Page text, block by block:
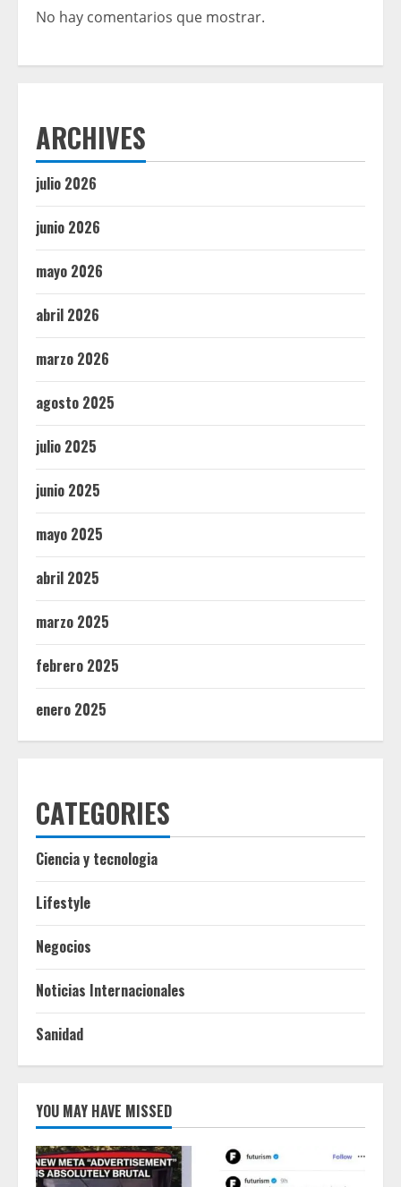
No hay comentarios que mostrar.
ARCHIVES
julio 2026
junio 2026
mayo 2026
abril 2026
marzo 2026
agosto 2025
julio 2025
junio 2025
mayo 2025
abril 2025
marzo 2025
febrero 2025
enero 2025
CATEGORIES
Ciencia y tecnologia
Lifestyle
Negocios
Noticias Internacionales
Sanidad
YOU MAY HAVE MISSED